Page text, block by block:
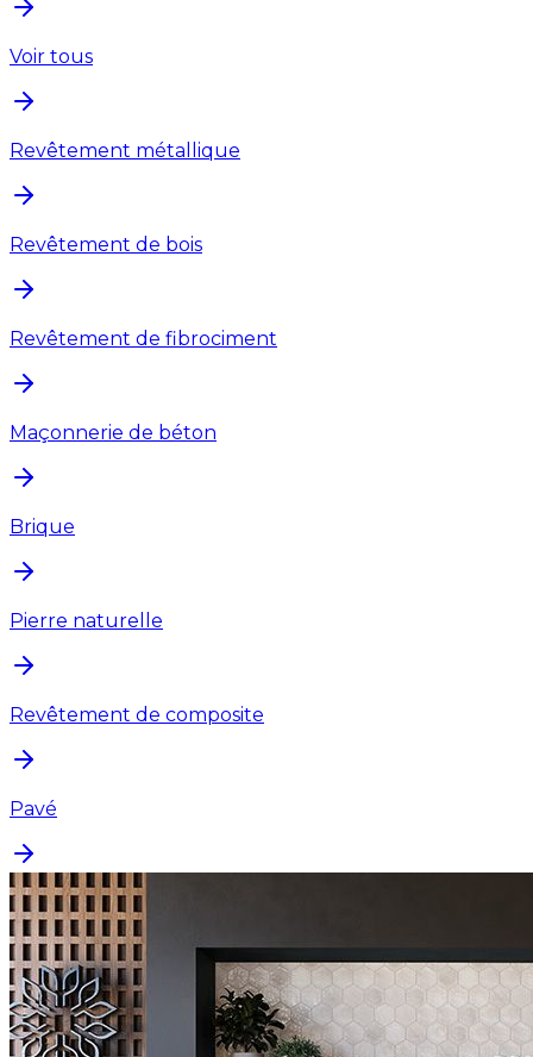
Voir tous
Revêtement métallique
Revêtement de bois
Revêtement de fibrociment
Maçonnerie de béton
Brique
Pierre naturelle
Revêtement de composite
Pavé